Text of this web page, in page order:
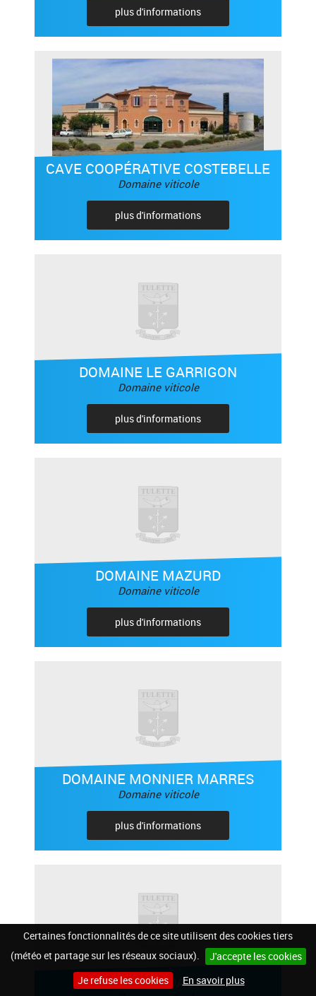
Certaines fonctionnalités de ce site utilisent des cookies tiers
(météo et partage sur les réseaux sociaux).
J'accepte les cookies
Je refuse les cookies
En savoir plus
plus d'informations
CAVE COOPÉRATIVE COSTEBELLE
Domaine viticole
plus d'informations
DOMAINE LE GARRIGON
Domaine viticole
plus d'informations
DOMAINE MAZURD
Domaine viticole
plus d'informations
DOMAINE MONNIER MARRES
Domaine viticole
plus d'informations
CELLIER DES DAUPHINS